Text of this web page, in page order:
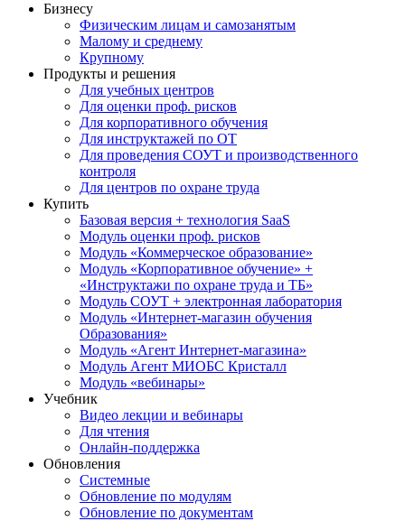
Бизнесу
Физическим лицам и самозанятым
Малому и среднему
Крупному
Продукты и решения
Для учебных центров
Для оценки проф. рисков
Для корпоративного обучения
Для инструктажей по ОТ
Для проведения СОУТ и производственного
контроля
Для центров по охране труда
Купить
Базовая версия + технология SaaS
Модуль оценки проф. рисков
Модуль «Коммерческое образование»
Модуль «Корпоративное обучение» +
«Инструктажи по охране труда и ТБ»
Модуль СОУТ + электронная лаборатория
Модуль «Интернет-магазин обучения
Образования»
Модуль «Агент Интернет-магазина»
Модуль Агент МИОБС Кристалл
Модуль «вебинары»
Учебник
Видео лекции и вебинары
Для чтения
Онлайн-поддержка
Обновления
Системные
Обновление по модулям
Обновление по документам